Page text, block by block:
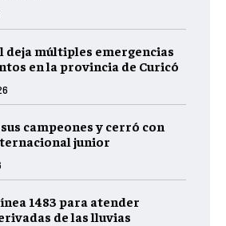
deja múltiples emergencias
en la provincia de Curicó
campeones y cerró con
junior
1483 para atender
de las lluvias